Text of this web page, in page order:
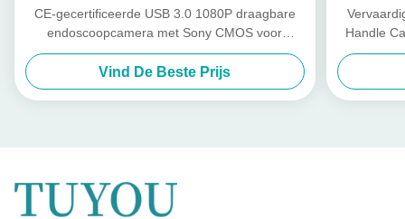
CE-gecertificeerde USB 3.0 1080P draagbare
endoscoopcamera met Sony CMOS voor
huisdierinspectie
Vind De Beste Prijs
Handle